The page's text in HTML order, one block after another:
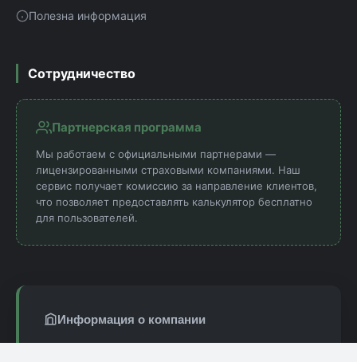
Полезна информация
Сотрудничество
Партнерская программа
Мы работаем с официальными партнерами —
лицензированными страховыми компаниями. Наш
сервис получает комиссию за направление клиентов,
что позволяет предоставлять калькулятор бесплатно
для пользователей.
Информация о компании